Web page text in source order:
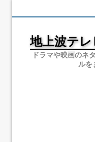
地上波テ
ドラマや映画のネ
ルを